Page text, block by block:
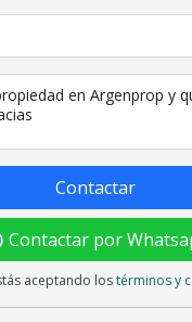
Contactar
Contactar por
aceptando lostérminos y